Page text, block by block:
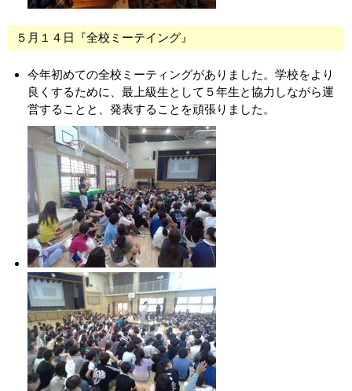
５月１４日『全校ミーテイング』
今年初めての全校ミーティングがありました。学校をより
良くするために、最上級生として５年生と協力しながら運
営することと、発表することを頑張りました。